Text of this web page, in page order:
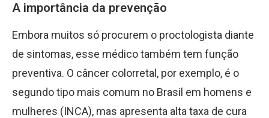
A importância da prevenção
Embora muitos só procurem o proctologista diante
de sintomas, esse médico também tem função
preventiva. O câncer colorretal, por exemplo, é o
segundo tipo mais comum no Brasil em homens e
mulheres (INCA), mas apresenta alta taxa de cura